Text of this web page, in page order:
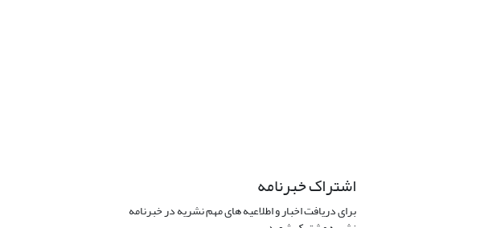
اشتراک خبرنامه
برای دریافت اخبار و اطلاعیه های مهم نشریه در خبرنامه